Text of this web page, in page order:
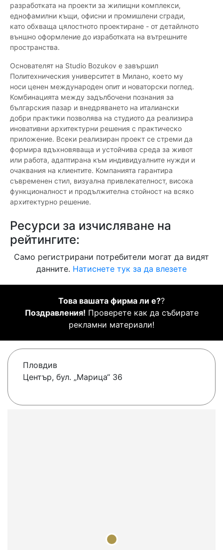
разработката на проекти за жилищни комплекси,
еднофамилни къщи, офисни и промишлени сгради,
като обхваща цялостното проектиране - от детайлното
външно оформление до изработката на вътрешните
пространства.
Основателят на Studio Bozukov е завършил
Политехническия университет в Милано, което му
носи ценен международен опит и новаторски поглед.
Комбинацията между задълбочени познания за
българския пазар и внедряването на италиански
добри практики позволява на студиото да реализира
иновативни архитектурни решения с практическо
приложение. Всеки реализиран проект се стреми да
формира вдъхновяваща и устойчива среда за живот
или работа, адаптирана към индивидуалните нужди и
очаквания на клиентите. Компанията гарантира
съвременен стил, визуална привлекателност, висока
функционалност и продължителна стойност на всяко
архитектурно решение.
Ресурси за изчисляване на
рейтингите:
Само регистрирани потребители могат да видят
данните. Натиснете тук за да влезете
Това вашата фирма ли е??
Поздравления! Проверете как да събирате
рекламни материали!
Пловдив
Център, бул. „Марица“ 36